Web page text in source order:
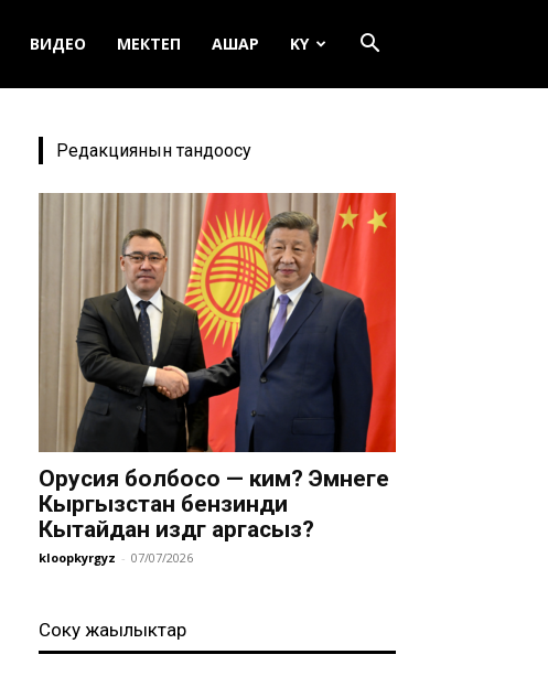
ВИДЕО МЕКТЕП АШАР KY
Редакциянын тандоосу
Орусия болбосо — ким? Эмнеге
Кыргызстан бензинди
Кытайдан издөөгө аргасыз?
kloopkyrgyz - 07/07/2026
Соңку жаңылыктар